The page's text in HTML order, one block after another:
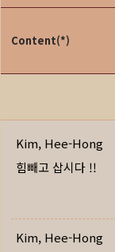
Content(*)
Kim, Hee-Hong
힘빼고 삽시다 !!
Kim, Hee-Hong